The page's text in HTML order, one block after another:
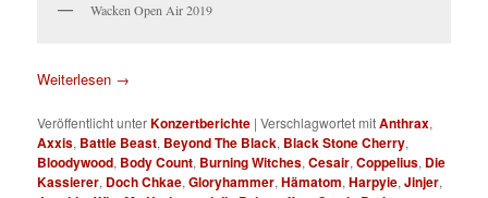
Wacken Open Air 2019
Weiterlesen →
Veröffentlicht unterKonzertberichte |Verschlagwortet mitAnthrax,
Axxis, Battle Beast, Beyond The Black, Black Stone Cherry,
Bloodywood, Body Count, Burning Witches,Cesair,Coppelius, Die
Kassierer, Doch Chkae,Gloryhammer,Hämatom,Harpyie,Jinjer,